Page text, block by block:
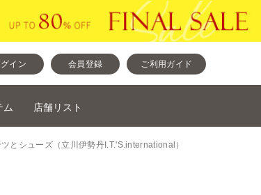
グイン 会員登録 ご利用ガイド
ム 店舗リスト
とシューズ（立川伊勢丹I.T.'S.international）